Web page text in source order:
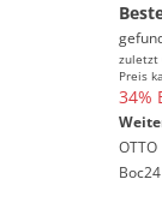
zuletzt
Preis
34%
OTTO
Boc24